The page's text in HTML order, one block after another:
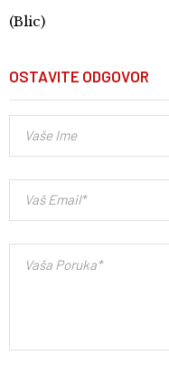
(Blic)
OSTAVITE ODGOVOR